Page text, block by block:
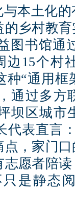
本土化
乡村教
图书馆通
边15个村
种“通用框
通过多方
坝区城市
代表直言
，家门
愿者陪
是静态